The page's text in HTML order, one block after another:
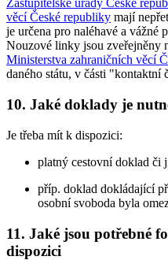
Zastupitelské úřady České
věcí České republiky mají
je určena pro naléhavé a vážné
Nouzové linky jsou zveřejněny
Ministerstva zahraničních věcí
daného státu, v části "kontaktní
10. Jaké doklady je
Je třeba mít k dispozici:
platný cestovní doklad či
příp. doklad dokládající
osobní svoboda byla
11. Jaké jsou potřebné
dispozici